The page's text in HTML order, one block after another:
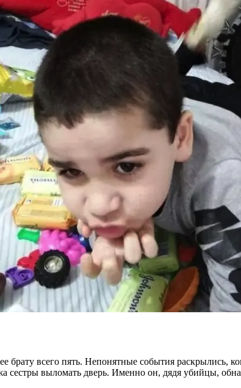
всего пять. Непонятные события раскрылись,
сестры выломать дверь. Именно он, дядя убийцы,